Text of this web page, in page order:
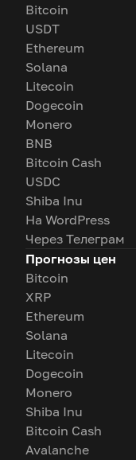
Bitcoin
USDT
Ethereum
Solana
Litecoin
Dogecoin
Monero
BNB
Bitcoin Cash
USDC
Shiba Inu
На WordPress
Через Телеграм
Прогнозы цен
Bitcoin
XRP
Ethereum
Solana
Litecoin
Dogecoin
Monero
Shiba Inu
Bitcoin Cash
Avalanche